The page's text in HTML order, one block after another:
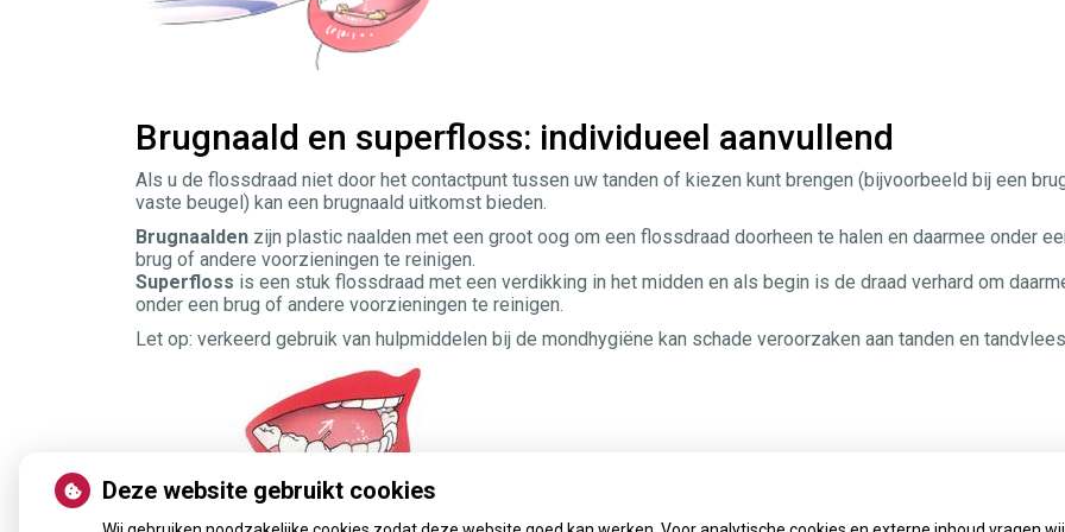
Brugnaald en superfloss: individueel aanvullend
Als u de flossdraad niet door het contactpunt tussen uw tanden of kiezen kunt brengen (bijvoorbeeld bij een
vaste beugel) kan een brugnaald uitkomst bieden.
Brugnaalden zijn plastic naalden met een groot oog om een flossdraad doorheen te halen en daarmee onder
brug of andere voorzieningen te reinigen.
Superfloss is een stuk flossdraad met een verdikking in het midden en als begin is de draad verhard om
onder een brug of andere voorzieningen te reinigen.
Let op: verkeerd gebruik van hulpmiddelen bij de mondhygiëne kan schade veroorzaken aan tanden en
Deze website gebruikt cookies